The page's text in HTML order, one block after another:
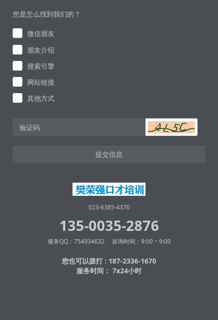
您是怎么找到我们的？
微信朋友
朋友介绍
搜索引擎
网站链接
其他方式
提交信息
023-6385-4370
135-0035-2876
服务QQ：754934632 咨询时间：9:00 ~ 9:00
您也可以拨打 : 187-2336-1670
服务时间： 7x24小时